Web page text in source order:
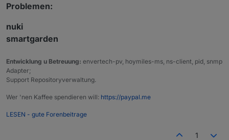
Problemen:
nuki
smartgarden
Entwicklung u Betreuung: envertech-pv, hoymiles-ms, ns-client, pid, snmp
Adapter;
Support Repositoryverwaltung.
Wer 'nen Kaffee spendieren will: https://paypal.me
LESEN - gute Forenbeitrage
1